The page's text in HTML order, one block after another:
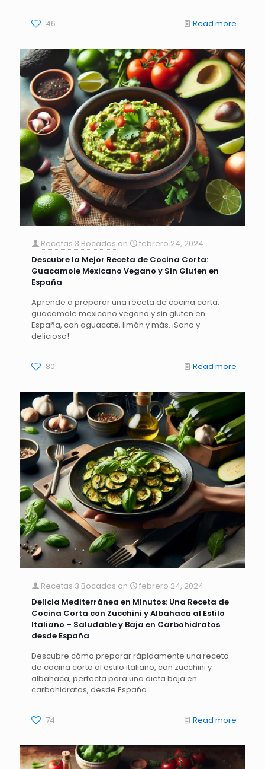
46 Read more
Recetas 3 Bocados on
febrero 24, 2024
Descubre la Mejor Receta de Cocina Corta:
Guacamole Mexicano Vegano y Sin Gluten en
España
Aprende a preparar una receta de cocina corta:
guacamole mexicano vegano y sin gluten en
España, con aguacate, limón y más. ¡Sano y
delicioso!
80 Read more
Recetas 3 Bocados on
febrero 24, 2024
Delicia Mediterránea en Minutos: Una Receta de
Cocina Corta con Zucchini y Albahaca al Estilo
Italiano – Saludable y Baja en Carbohidratos
desde España
Descubre cómo preparar rápidamente una receta
de cocina corta al estilo italiano, con zucchini y
albahaca, perfecta para una dieta baja en
carbohidratos, desde España.
74 Read more